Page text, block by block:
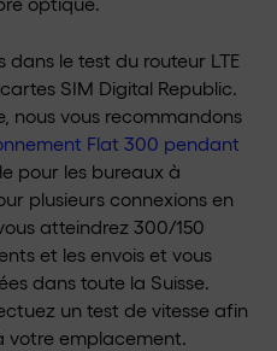
dans le test du routeur LTE
SIM Digital Republic.
nous vous recommandons
Flat 300 pendant
pour les bureaux à
plusieurs connexions en
atteindrez 300/150
et les envois et vous
dans toute la Suisse.
un test de vitesse afin
votre emplacement.